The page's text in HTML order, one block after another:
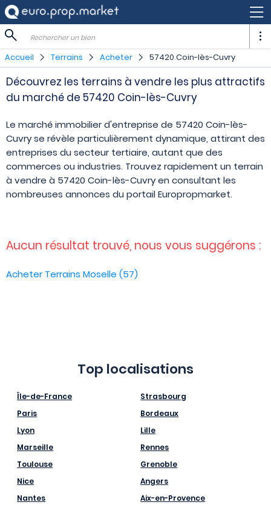
Rechercher un bien
Accueil Terrains Acheter 57420 Coin-lès-Cuvry
Découvrez les terrains à vendre les plus attractifs
du marché de 57420 Coin-lès-Cuvry
Le marché immobilier d'entreprise de 57420 Coin-lès-
Cuvry se révèle particulièrement dynamique, attirant des
entreprises du secteur tertiaire, autant que des
commerces ou industries. Trouvez rapidement un terrain
à vendre à 57420 Coin-lès-Cuvry en consultant les
nombreuses annonces du portail Europropmarket.
Aucun résultat trouvé, nous vous suggérons :
Acheter Terrains Moselle (57)
Top localisations
Île-de-France
Paris
Lyon
Marseille
Toulouse
Nice
Nantes
Strasbourg
Bordeaux
Lille
Rennes
Grenoble
Angers
Aix-en-Provence